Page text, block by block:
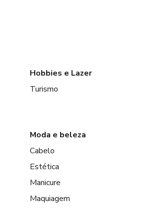
Hobbies e Lazer
Turismo
Moda e beleza
Cabelo
Estética
Manicure
Maquiagem